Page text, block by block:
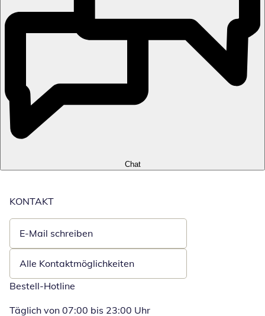
Chat
KONTAKT
E-Mail schreiben
Öffnet E-Mail-Client
Alle Kontaktmöglichkeiten
Bestell-Hotline
Täglich von 07:00 bis 23:00 Uhr